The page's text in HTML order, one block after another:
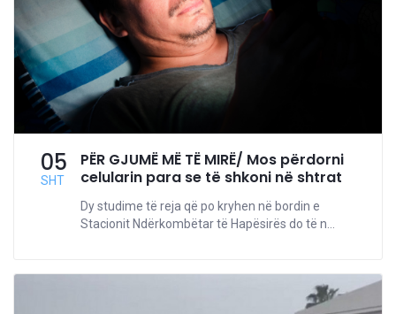
05
SHT
PËR GJUMË MË TË MIRË/ Mos përdorni
celularin para se të shkoni në shtrat
Dy studime të reja që po kryhen në bordin e
Stacionit Ndërkombëtar të Hapësirës do të n...